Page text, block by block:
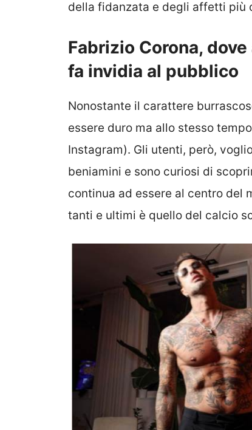
della fidanzata e degli affetti più
Fabrizio Corona,
fa invidia al pubblico
Nonostante il carattere
essere duro ma allo stesso
Instagram). Gli utenti, però,
beniamini e sono curiosi di
continua ad essere al centro del
tanti e ultimi è quello del calcio